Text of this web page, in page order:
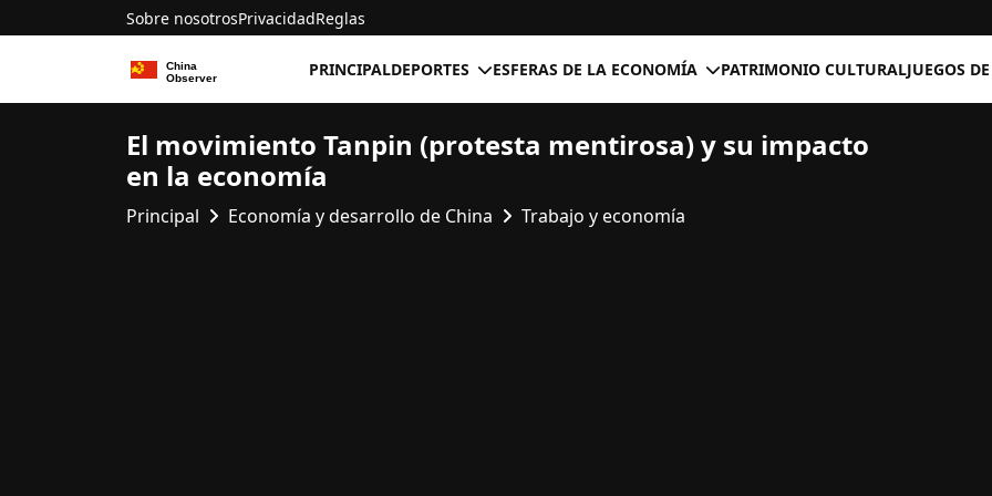
Sobre nosotrosPrivacidadReglas
PRINCIPALDEPORTES ESFERAS DE LA ECONOMÍA PATRIMONIO CULTURALJUEGOS
El movimiento Tanpin (protesta mentirosa) y su impacto
en la economía
Principal Economía y desarrollo de China Trabajo y economía